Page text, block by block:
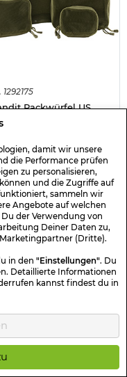
damit wir unsere
die Performance prüfen
zu personalisieren,
und die Zugriffe auf
sammeln wir
Angebote auf welchen
der Verwendung von
Deiner Daten zu,
(Dritte).
in den "Einstellungen". Du
Detaillierte Informationen
kannst findest du in
1292175
Packwürfel US
Packing Cubes oliv
verfügbar
8
zu mir?
können Frischluftfans
bis hin
groß: Wir haben